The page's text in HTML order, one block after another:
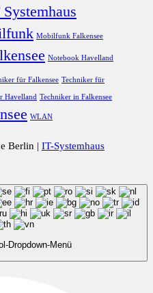
Mobilfunk Falkensee
Notebook Havelland
für Falkensee Techniker für
Havelland Techniker in Falkensee
WLAN
Berlin | IT-Systemhaus